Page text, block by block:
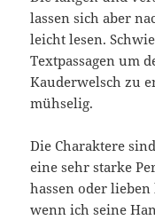
lassen sich aber
leicht lesen.
Textpassagen um
Kauderwelsch zu
mühselig.
Die Charaktere
eine sehr starke
hassen oder
wenn ich seine